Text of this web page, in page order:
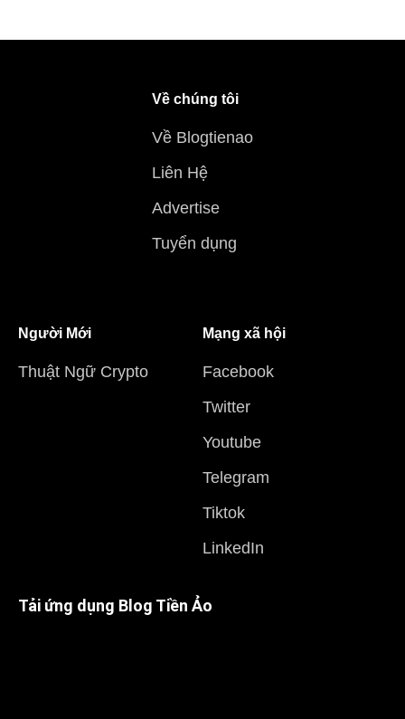
Về chúng tôi
Về Blogtienao
Liên Hệ
Advertise
Tuyển dụng
Người Mới
Thuật Ngữ Crypto
Mạng xã hội
Facebook
Twitter
Youtube
Telegram
Tiktok
LinkedIn
Tải ứng dụng Blog Tiền Ảo